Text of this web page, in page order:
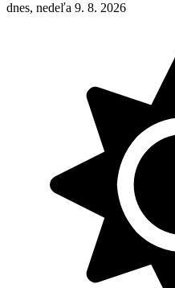
dnes, nedeľa 9. 8. 2026